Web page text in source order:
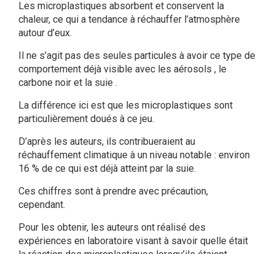
Les microplastiques absorbent et conservent la
chaleur, ce qui a tendance à réchauffer l’atmosphère
autour d’eux.
Il ne s’agit pas des seules particules à avoir ce type de
comportement déjà visible avec les aérosols , le
carbone noir et la suie .
La différence ici est que les microplastiques sont
particulièrement doués à ce jeu.
D’après les auteurs, ils contribueraient au
réchauffement climatique à un niveau notable : environ
16 % de ce qui est déjà atteint par la suie.
Ces chiffres sont à prendre avec précaution,
cependant.
Pour les obtenir, les auteurs ont réalisé des
expériences en laboratoire visant à savoir quelle était